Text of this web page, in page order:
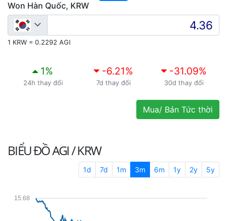
Won Hàn Quốc, KRW
1 KRW = 0.2292 AGI
1%
24h thay đổi
-6.21%
7d thay đổi
-31.09%
30d thay đổi
Mua/ Bán Tức thời
BIỂU ĐỒAGI / KRW
1d 7d 1m 3m 6m 1y 2y 5y
15.68